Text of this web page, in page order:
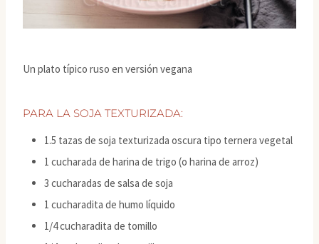
Un plato típico ruso en versión vegana
PARA LA SOJA TEXTURIZADA:
1.5 tazas de soja texturizada oscura tipo ternera vegetal
1 cucharada de harina de trigo (o harina de arroz)
3 cucharadas de salsa de soja
1 cucharadita de humo líquido
1/4 cucharadita de tomillo